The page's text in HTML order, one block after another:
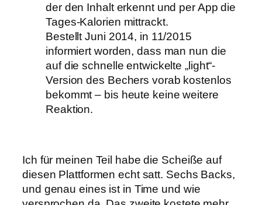
der den Inhalt erkennt und per App die
Tages-Kalorien mittrackt.
Bestellt Juni 2014, in 11/2015
informiert worden, dass man nun die
auf die schnelle entwickelte „light“-
Version des Bechers vorab kostenlos
bekommt – bis heute keine weitere
Reaktion.
Ich für meinen Teil habe die Scheiße auf
diesen Plattformen echt satt. Sechs Backs,
und genau eines ist in Time und wie